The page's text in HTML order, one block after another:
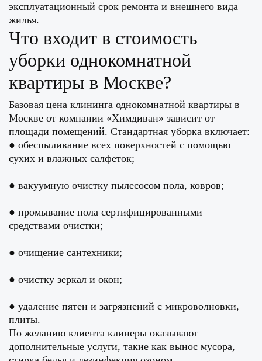
эксплуатационный срок ремонта и внешнего вида
жилья.
Что входит в стоимость
уборки однокомнатной
квартиры в Москве?
Базовая цена клининга однокомнатной квартиры в
Москве от компании «Химдиван» зависит от
площади помещений. Стандартная уборка включает:
● обеспыливание всех поверхностей с помощью
сухих и влажных салфеток;
● вакуумную очистку пылесосом пола, ковров;
● промывание пола сертифицированными
средствами очистки;
● очищение сантехники;
● очистку зеркал и окон;
● удаление пятен и загрязнений с микроволновки,
плиты.
По желанию клиента клинеры оказывают
дополнительные услуги, такие как вынос мусора,